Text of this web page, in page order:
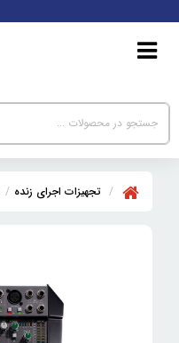
تجهیزات اجرای زنده